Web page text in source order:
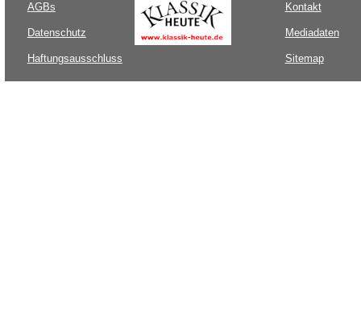
AGBs
Datenschutz
Haftungsausschluss
Kontakt
Mediadaten
Sitemap